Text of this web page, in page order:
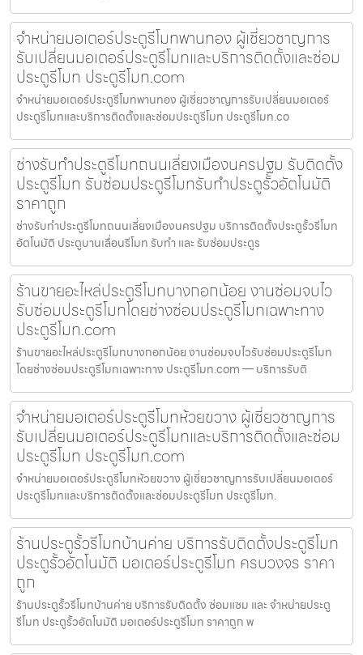
จำหน่ายมอเตอร์ประตูรีโมทพานทอง ผู้เชี่ยวชาญการ
รับเปลี่ยนมอเตอร์ประตูรีโมทและบริการติดตั้งและซ่อม
ประตูรีโมท ประตูรีโมท.com
จำหน่ายมอเตอร์ประตูรีโมทพานทอง ผู้เชี่ยวชาญการรับเปลี่ยนมอเตอร์
ประตูรีโมทและบริการติดตั้งและซ่อมประตูรีโมท ประตูรีโมท.co
ช่างรับทำประตูรีโมทถนนเลี่ยงเมืองนครปฐม รับติดตั้ง
ประตูรีโมท รับซ่อมประตูรีโมทรับทำประตูรั้วอัตโนมัติ
ราคาถูก
ช่างรับทำประตูรีโมทถนนเลี่ยงเมืองนครปฐม บริการติดตั้งประตูรั้วรีโมท
อัตโนมัติ ประตูบานเลื่อนรีโมท รับทำ และ รับซ่อมประตูร
ร้านขายอะไหล่ประตูรีโมทบางกอกน้อย งานซ่อมจบไว
รับซ่อมประตูรีโมทโดยช่างซ่อมประตูรีโมทเฉพาะทาง
ประตูรีโมท.com
ร้านขายอะไหล่ประตูรีโมทบางกอกน้อย งานซ่อมจบไวรับซ่อมประตูรีโมท
โดยช่างซ่อมประตูรีโมทเฉพาะทาง ประตูรีโมท.com — บริการรับติ
จำหน่ายมอเตอร์ประตูรีโมทห้วยขวาง ผู้เชี่ยวชาญการ
รับเปลี่ยนมอเตอร์ประตูรีโมทและบริการติดตั้งและซ่อม
ประตูรีโมท ประตูรีโมท.com
จำหน่ายมอเตอร์ประตูรีโมทห้วยขวาง ผู้เชี่ยวชาญการรับเปลี่ยนมอเตอร์
ประตูรีโมทและบริการติดตั้งและซ่อมประตูรีโมท ประตูรีโมท.
ร้านประตูรั้วรีโมทบ้านค่าย บริการรับติดตั้งประตูรีโมท
ประตูรั้วอัตโนมัติ มอเตอร์ประตูรีโมท ครบวงจร ราคา
ถูก
ร้านประตูรั้วรีโมทบ้านค่าย บริการรับติดตั้ง ซ่อมแซม และ จำหน่ายประตู
รีโมท ประตูรั้วอัตโนมัติ มอเตอร์ประตูรีโมท ราคาถูก พ